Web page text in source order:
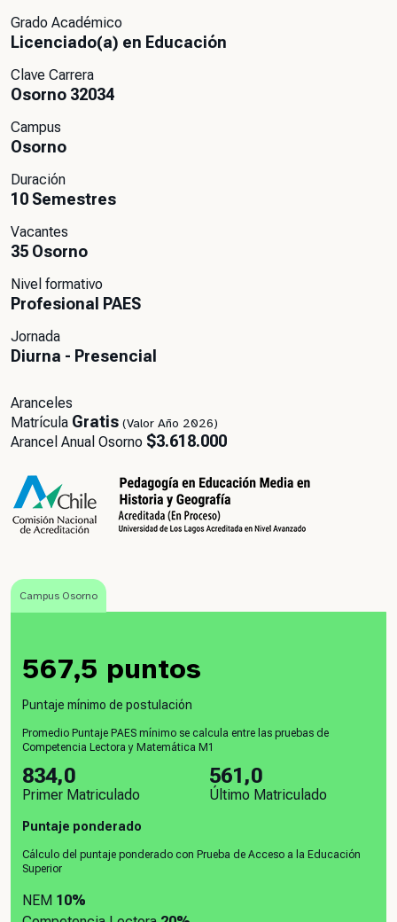
Grado Académico
Licenciado(a) en Educación
Clave Carrera
Osorno 32034
Campus
Osorno
Duración
10 Semestres
Vacantes
35 Osorno
Nivel formativo
Profesional PAES
Jornada
Diurna - Presencial
Aranceles
Matrícula Gratis (Valor Año 2026)
Arancel Anual Osorno $3.618.000
Campus Osorno
567,5 puntos
Puntaje mínimo de postulación
Promedio Puntaje PAES mínimo se calcula entre las pruebas de
Competencia Lectora y Matemática M1
834,0
Primer Matriculado
561,0
Último Matriculado
Puntaje ponderado
Cálculo del puntaje ponderado con Prueba de Acceso a la Educación
Superior
NEM 10%